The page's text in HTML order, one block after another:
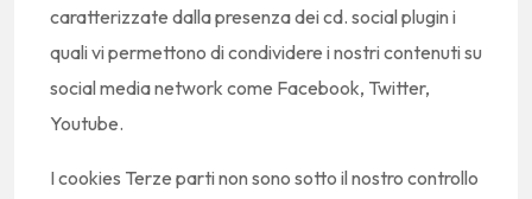
caratterizzate dalla presenza dei cd. social plugin i
quali vi permettono di condividere i nostri contenuti su
social media network come Facebook, Twitter,
Youtube.
I cookies Terze parti non sono sotto il nostro controllo